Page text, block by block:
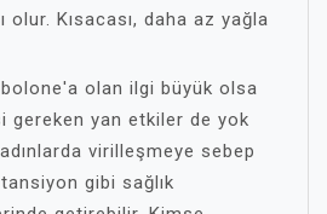
olur. Kısacası, daha az yağla
olan ilgi büyük olsa
gereken yan etkiler de yok
virilleşmeye sebep
gibi sağlık